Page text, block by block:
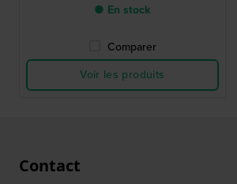
● En stock
Comparer
Voir les produits
Contact